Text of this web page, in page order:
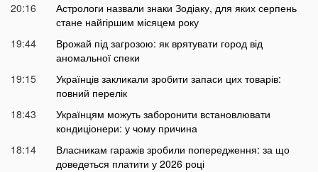
20:16
Астрологи назвали знаки Зодіаку, для яких серпень
стане найгіршим місяцем року
19:44
Врожай під загрозою: як врятувати город від
аномальної спеки
19:15
Українців закликали зробити запаси цих товарів:
повний перелік
18:43
Українцям можуть заборонити встановлювати
кондиціонери: у чому причина
18:14
Власникам гаражів зробили попередження: за що
доведеться платити у 2026 році